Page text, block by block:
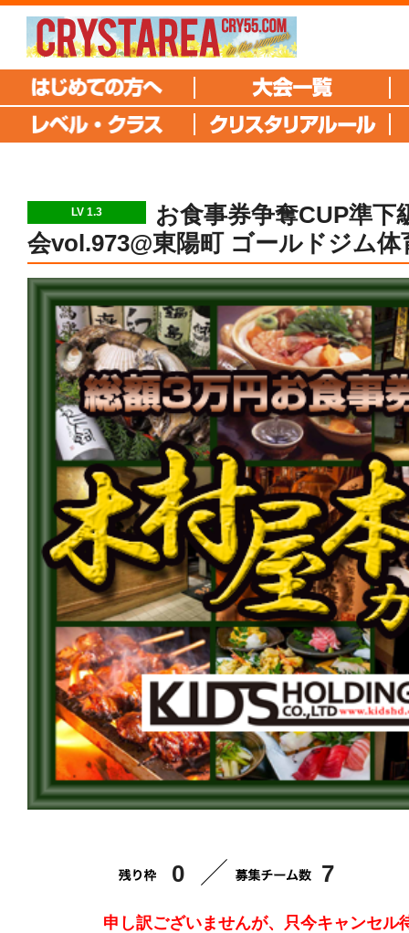
LV 1.3
お食事券争奪CUP準下
会vol.973@東陽町 ゴールドジム体
0 7
申し訳ございませんが、只今キャンセル